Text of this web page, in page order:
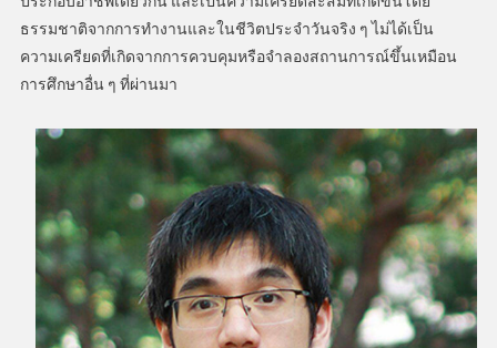
ธรรมชาติจากการทำงานและในชีวิตประจำวันจริง ๆ ไม่ได้เป็น
ความเครียดที่เกิดจากการควบคุมหรือจำลองสถานการณ์ขึ้นเหมือน
การศึกษาอื่น ๆ ที่ผ่านมา